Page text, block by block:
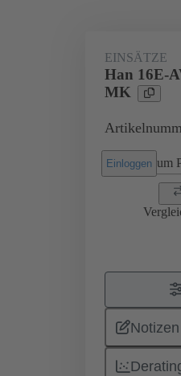
EINSÄTZE
Han 16E-
MK
Einloggen um
Notizen